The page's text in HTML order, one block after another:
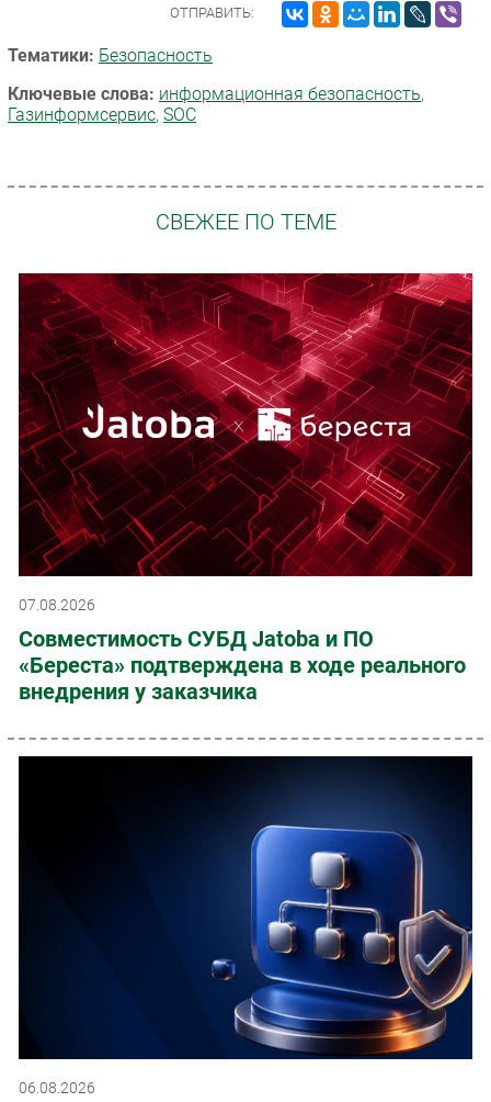
ОТПРАВИТЬ:
Тематики: Безопасность
Ключевые слова: информационная безопасность,
Газинформсервис, SOC
СВЕЖЕЕ ПО ТЕМЕ
07.08.2026
Совместимость СУБД Jatoba и ПО
«Береста» подтверждена в ходе реального
внедрения у заказчика
06.08.2026